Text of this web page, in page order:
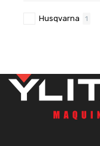
Husqvarna 1